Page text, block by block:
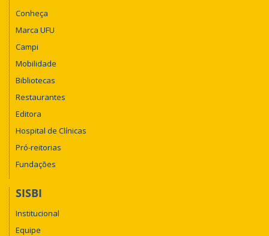
Conheça
Marca UFU
Campi
Mobilidade
Bibliotecas
Restaurantes
Editora
Hospital de Clínicas
Pró-reitorias
Fundações
SISBI
Institucional
Equipe